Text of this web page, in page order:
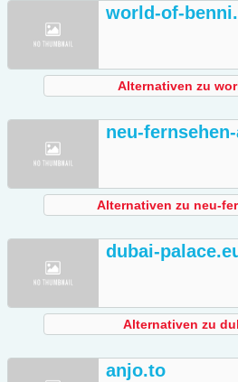
world-of-
Alternativen zu
neu-
Alternativen zu neu-
dubai-
Alternativen zu
anjo.to